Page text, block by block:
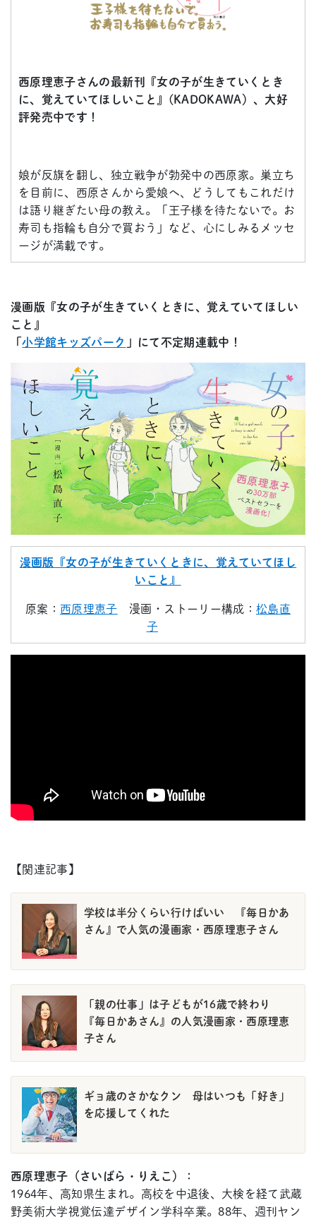
西原理恵子さんの最新刊『女の子が生きていくとき
に、覚えていてほしいこと』(KADOKAWA）、大好
評発売中です！
娘が反旗を翻し、独立戦争が勃発中の西原家。巣立ち
を目前に、西原さんから愛娘へ、どうしてもこれだけ
は語り継ぎたい母の教え。「王子様を待たないで。お
寿司も指輪も自分で買おう」など、心にしみるメッセ
ージが満載です。
漫画版『女の子が生きていくときに、覚えていてほしい
こと』
「小学館キッズパーク 」にて不定期連載中！
漫画版『女の子が生きていくときに、覚えていてほし
いこと』
原案： 西原理恵子 漫画・ストーリー構成： 松島直
子
【関連記事】
学校は半分くらい行けばいい 『毎日かあ
さん』で人気の漫画家・西原理恵子さん
「親の仕事」は子どもが16歳で終わり
『毎日かあさん』の人気漫画家・西原理恵
子さん
ギョ歳のさかなクン 母はいつも「好き」
を応援してくれた
西原理恵子（さいばら・りえこ）：
1964年、高知県生まれ。高校を中退後、大検を経て武蔵
野美術大学視覚伝達デザイン学科卒業。88年、週刊ヤン